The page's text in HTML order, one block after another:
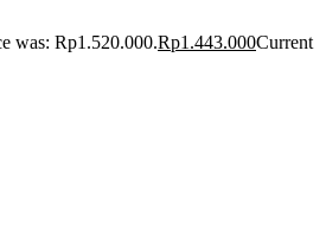
was: Rp1.520.000.Rp1.443.000Current